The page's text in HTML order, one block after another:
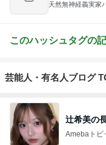
天然無神経義実家
このハッシュタグの
芸能人・有名人ブログ
辻希美の
Amebaトピ